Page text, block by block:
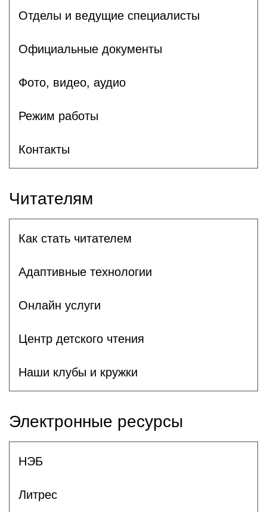
Отделы и ведущие специалисты
Официальные документы
Фото, видео, аудио
Режим работы
Контакты
Читателям
Как стать читателем
Адаптивные технологии
Онлайн услуги
Центр детского чтения
Наши клубы и кружки
Электронные ресурсы
НЭБ
Литрес